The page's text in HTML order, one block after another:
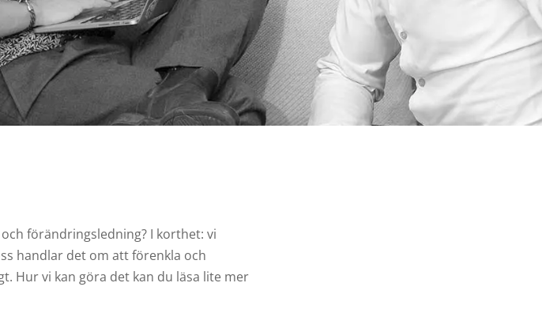
förändringsledning? I korthet: vi
handlar det om att förenkla och
Hur vi kan göra det kan du läsa lite mer